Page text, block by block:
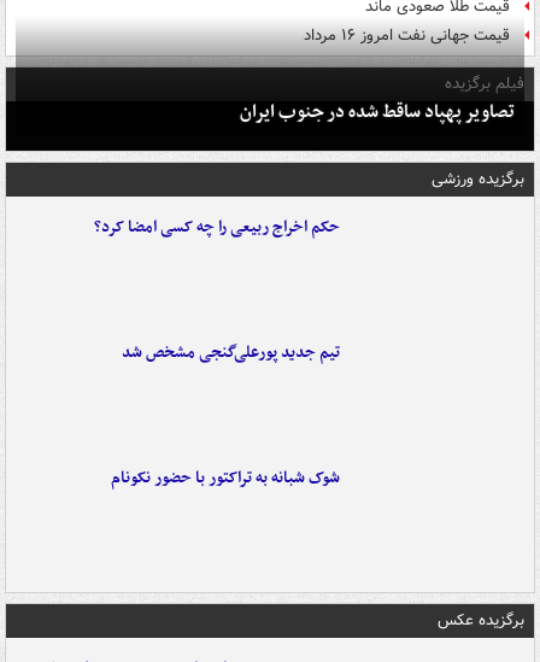
قیمت طلا صعودی ماند
قیمت جهانی نفت امروز ۱۶ مرداد
فیلم برگزیده
تصاویر پهپاد ساقط شده در جنوب ایران
برگزیده ورزشی
حکم اخراج ربیعی را چه کسی امضا کرد؟
تیم جدید پورعلی‌گنجی مشخص شد
شوک شبانه به تراکتور با حضور نکونام
برگزیده عکس